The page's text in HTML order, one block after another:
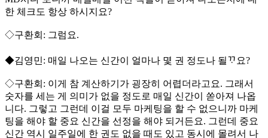
한 체크도 항상 하시지요?
◇구환회: 그럼요.
◆김영민: 매일 나오는 신간이 얼마나 몇 권 정도나 될ᄁᆞ요?
◇구환회: 이게 참 계산하기가 굉장히 어렵더라고요. 그래서
숫자를 세는 게 의미가 없을 정도로 매일 신간이 쏟아져 나옵
니다. 그렇고 그런데 이걸 모두 마케팅을 할 수 없으니까 마케
팅을 해야 할 중요 신간을 선정을 해야 되거든요. 그런데 중요
신간 역시 일주일에 한 권도 없을 때도 있고 동시에 몰려서 나